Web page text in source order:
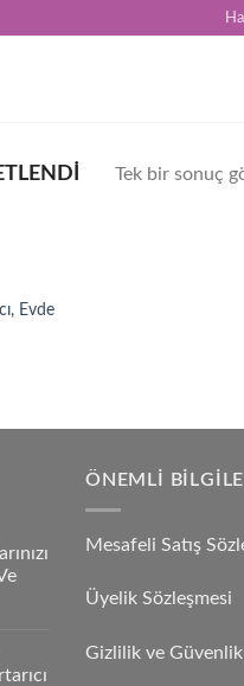
Tek bir sonuç
to
wishlist
Evde
ÖNEMLI
Mesafeli Satış
Üyelik Sözleşmesi
Gizlilik ve Güvenlik